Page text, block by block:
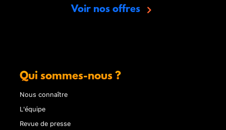
Voir nos offres
Qui sommes-nous ?
Nous connaître
L'équipe
Revue de presse